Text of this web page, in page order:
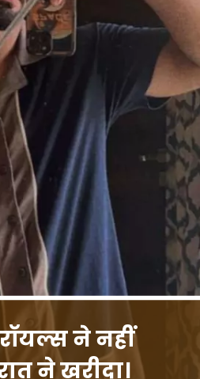
ने नहीं
बल्कि गुजरात ने खरीदा।